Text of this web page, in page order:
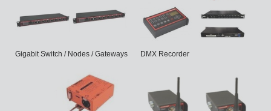
Gigabit Switch / Nodes / Gateways DMX Recorder